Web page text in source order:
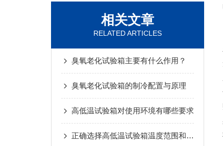
相关文章
RELATED ARTICLES
臭氧老化试验箱主要有什么作用？
臭氧老化试验箱的制冷配置与原理
高低温试验箱对使用环境有哪些要求
正确选择高低温试验箱温度范围和变温速率